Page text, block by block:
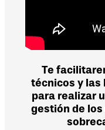
Te
técnicos y las
para realizar
gestión de